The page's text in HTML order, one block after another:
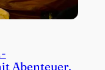
Abenteuer,